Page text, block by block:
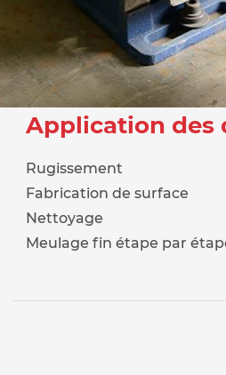
Application des
Rugissement
Fabrication de surface
Nettoyage
Meulage fin étape par